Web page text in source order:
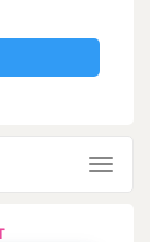
Toggle